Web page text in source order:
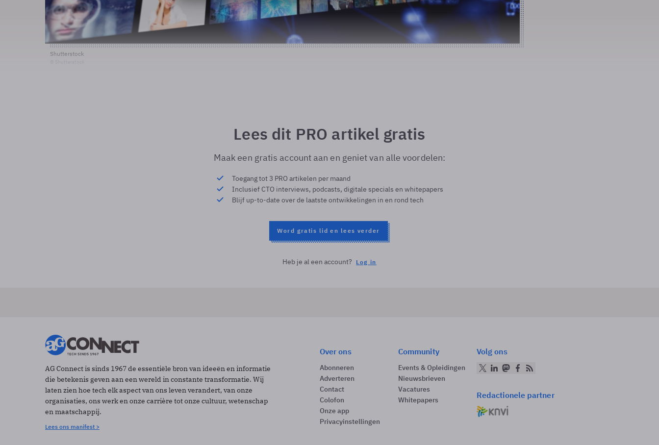
Shutterstock
Lees dit PRO artikel gratis
Maak een gratis account aan en geniet van alle voordelen:
Toegang tot 3 PRO artikelen per maand
Inclusief CTO interviews, podcasts, digitale specials en whitepapers
Blijf up-to-date over de laatste ontwikkelingen in en rond tech
Word gratis lid en lees verder
Heb je al een account? Log in
AG Connect is sinds 1967 de essentiële bron van ideeën en informatie
die betekenis geven aan een wereld in constante transformatie. Wij
laten zien hoe tech elk aspect van ons leven verandert, van onze
organisaties, ons werk en onze carrière tot onze cultuur, wetenschap
en maatschappij.
Lees ons manifest >
Over ons
Abonneren
Adverteren
Contact
Colofon
Onze app
Privacyinstellingen
Community
Events & Opleidingen
Nieuwsbrieven
Vacatures
Whitepapers
Volg ons
Redactionele partner